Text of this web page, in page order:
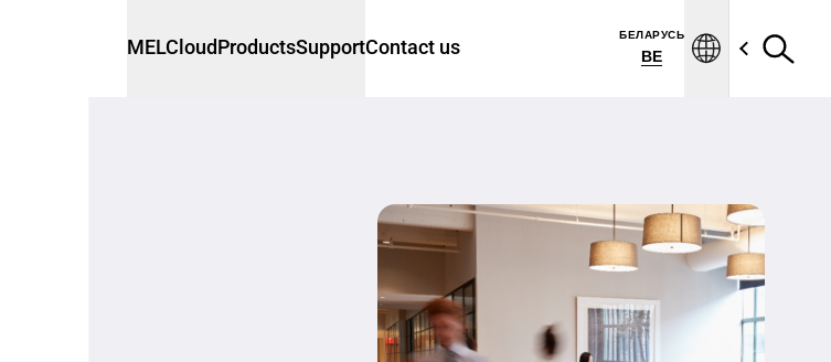
MELCloudProductsSupportContact us
БЕЛАРУСЬ
BE